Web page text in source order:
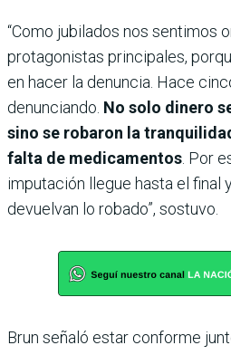
“Como jubilados nos sentimos
protagonistas principales,
en hacer la denuncia. Hace
denunciando. No solo dinero
sino se robaron la
falta de medicamentos . Por
imputación llegue hasta el final
devuelvan lo robado”, sostuvo.
Brun señaló estar conforme